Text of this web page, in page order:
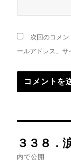
次回のコメ
ールアドレス、サ
稿
３３８．
内で公開